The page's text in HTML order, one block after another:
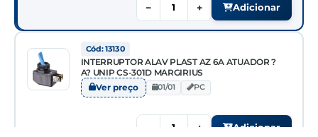
− + Adicionar
Cód: 13130
INTERRUPTOR ALAV PLAST AZ 6A ATUADOR ?
A? UNIP CS-301D MARGIRIUS
Ver preço 01/01 PC
+ Adicionar